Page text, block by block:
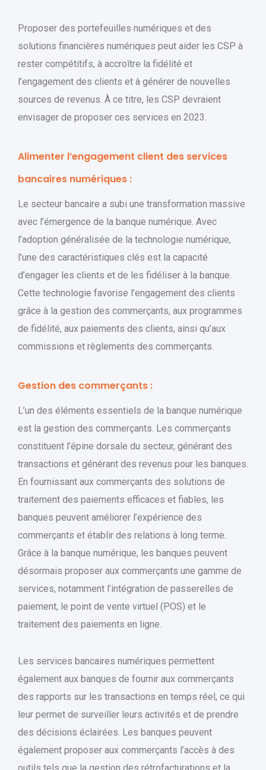
Proposer des portefeuilles numériques et des
solutions financières numériques peut aider les CSP à
rester compétitifs, à accroître la fidélité et
l’engagement des clients et à générer de nouvelles
sources de revenus. À ce titre, les CSP devraient
envisager de proposer ces services en 2023.
Alimenter l’engagement client des services
bancaires numériques :
Le secteur bancaire a subi une transformation massive
avec l’émergence de la banque numérique. Avec
l’adoption généralisée de la technologie numérique,
l’une des caractéristiques clés est la capacité
d’engager les clients et de les fidéliser à la banque.
Cette technologie favorise l’engagement des clients
grâce à la gestion des commerçants, aux programmes
de fidélité, aux paiements des clients, ainsi qu’aux
commissions et règlements des commerçants.
Gestion des commerçants :
L’un des éléments essentiels de la banque numérique
est la gestion des commerçants. Les commerçants
constituent l’épine dorsale du secteur, générant des
transactions et générant des revenus pour les banques.
En fournissant aux commerçants des solutions de
traitement des paiements efficaces et fiables, les
banques peuvent améliorer l’expérience des
commerçants et établir des relations à long terme.
Grâce à la banque numérique, les banques peuvent
désormais proposer aux commerçants une gamme de
services, notamment l’intégration de passerelles de
paiement, le point de vente virtuel (POS) et le
traitement des paiements en ligne.
Les services bancaires numériques permettent
également aux banques de fournir aux commerçants
des rapports sur les transactions en temps réel, ce qui
leur permet de surveiller leurs activités et de prendre
des décisions éclairées. Les banques peuvent
également proposer aux commerçants l’accès à des